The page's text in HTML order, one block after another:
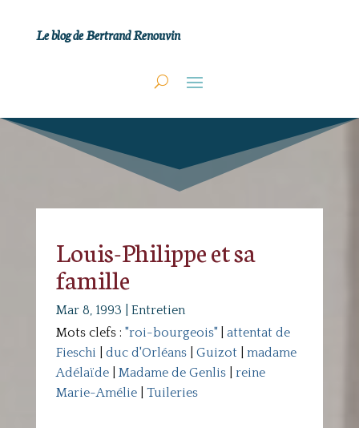
Le blog de Bertrand Renouvin
Louis-Philippe et sa
famille
Mar 8, 1993
Entretien
Mots clefs : "roi-bourgeois"| attentat de
Fieschi
duc d'Orléans| Guizot| madame
Adélaïde| Madame de Genlis| reine
Marie-Amélie| Tuileries